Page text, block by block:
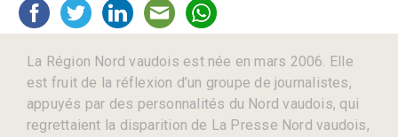
La Région Nord vaudois est née en mars 2006. Elle
est fruit de la réflexion d’un groupe de journalistes,
appuyés par des personnalités du Nord vaudois, qui
regrettaient la disparition de La Presse Nord vaudois,